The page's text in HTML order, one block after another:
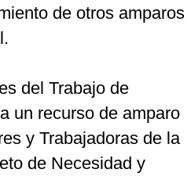
de otros amparos
del Trabajo de
un recurso de amparo
y Trabajadoras de la
de Necesidad y